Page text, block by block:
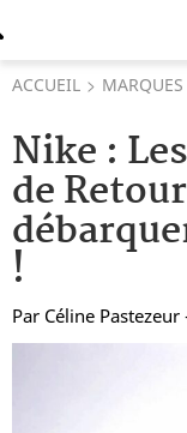
ACCUEIL MARQUES
Nike :
de
!
Par Céline Pastezeur